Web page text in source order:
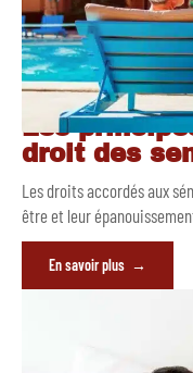
Les
droit des
Les droits accordés aux
être et leur
En savoir plus